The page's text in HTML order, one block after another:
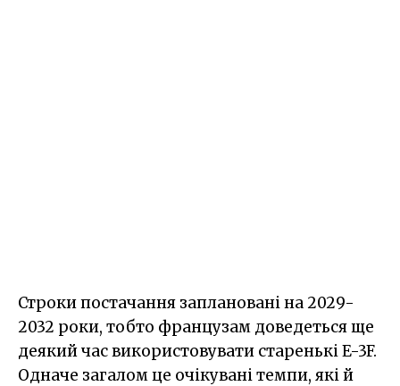
Строки постачання заплановані на 2029-
2032 роки, тобто французам доведеться ще
деякий час використовувати старенькі E-3F.
Одначе загалом це очікувані темпи, які й